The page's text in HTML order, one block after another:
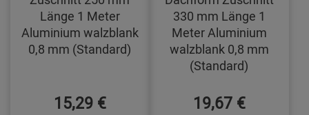
Länge 1 Meter
Aluminium walzblank
0,8 mm (Standard)
15,29 €
330 mm Länge 1
Meter Aluminium
walzblank 0,8 mm
(Standard)
19,67 €